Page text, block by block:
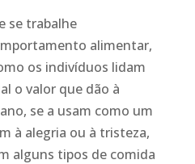
se trabalhe
alimentar,
os indivíduos lidam
o valor que dão à
se a usam como um
à alegria ou à tristeza,
alguns tipos de comida